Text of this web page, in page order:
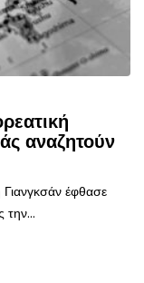
αναζητούν
έφθασε
την...